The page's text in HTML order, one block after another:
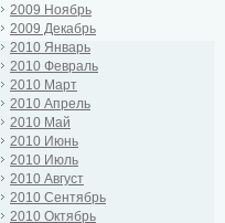
2009 Ноябрь
2009 Декабрь
2010 Январь
2010 Февраль
2010 Март
2010 Апрель
2010 Май
2010 Июнь
2010 Июль
2010 Август
2010 Сентябрь
2010 Октябрь